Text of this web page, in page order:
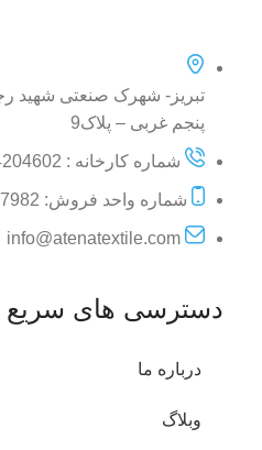
تبریز- شهرک صنعتی شهید
پنجم غربی – پلاک9
شماره کارخانه : 34204602-041
شماره واحد فروش: 09144897982
info@atenatextile.com
دسترسی های سریع
درباره ما
وبلاگ